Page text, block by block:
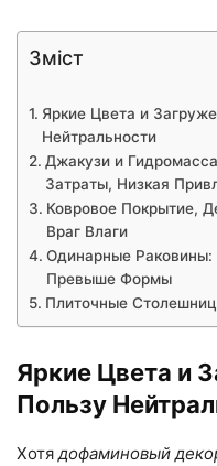
Зміст
Яркие Цвета и
Нейтральности
Джакузи и
Затраты, Низкая
Ковровое Покрытие,
Враг Влаги
Одинарные Раковины:
Превыше Формы
Плиточные
Яркие Цвета и
Пользу
Хотядофаминовый